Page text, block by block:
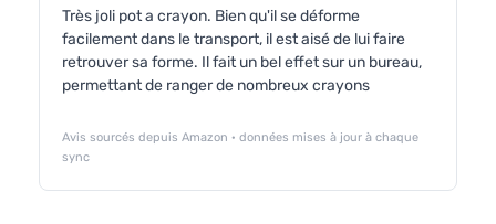
Très joli pot a crayon. Bien qu'il se déforme
facilement dans le transport, il est aisé de lui faire
retrouver sa forme. Il fait un bel effet sur un bureau,
permettant de ranger de nombreux crayons
Avis sourcés depuis Amazon · données mises à jour à chaque
sync